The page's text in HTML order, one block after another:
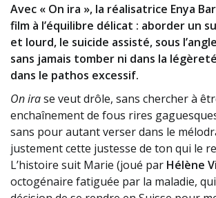
Avec « On ira », la réalisatrice Enya
film à l’équilibre délicat : aborder un
et lourd, le suicide assisté, sous
sans jamais tomber ni dans la
dans le pathos excessif.
On irase veut drôle, sans chercher à
enchaînement de fous rires
sans pour autant verser dans le
justement cette justesse de ton qui le
L’histoire suit Marie (joué par Hélène
octogénaire fatiguée par la maladie,